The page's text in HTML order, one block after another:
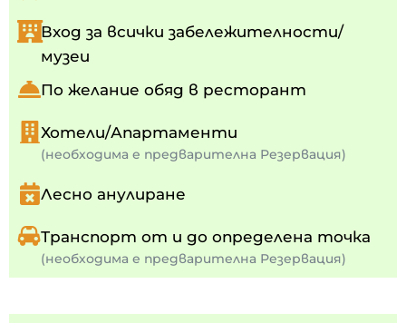
Вход за всички забележителности/
музеи
По желание обяд в ресторант
Хотели/Апартаменти
(необходима е предварителна Резервация)
Лесно анулиране
Транспорт от и до определена точка
(необходима е предварителна Резервация)